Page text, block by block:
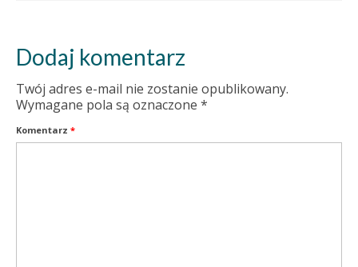
Dodaj komentarz
Twój adres e-mail nie zostanie opublikowany.
Wymagane pola są oznaczone *
Komentarz *